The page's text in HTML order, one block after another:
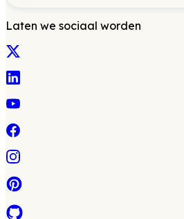
Laten we sociaal worden